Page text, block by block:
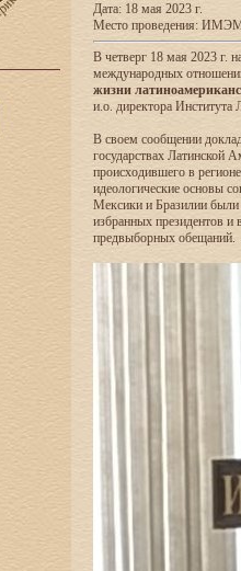
Дата: 18 мая 2023 г.
Место проведения:
В четверг 18 мая 2023 г.
международных
жизни
и.о. директора
В своем сообщении
государствах Латинской
происходившего в
идеологические основы
Мексики и Бразилии были
избранных президентов и
предвыборных обещаний.